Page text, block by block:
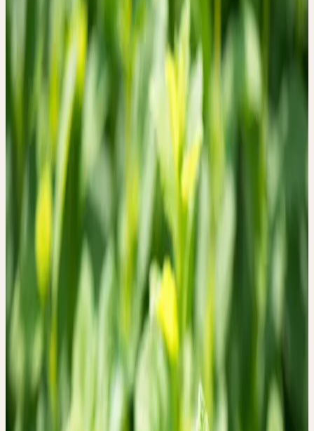
Verdauung ist mehr als Stoffwechsel — sie ist die tägliche Arbeit
der Verwandlung: Was wir aufnehmen, wird zu uns. Heilpflanzen
für die Verdauung begleiten diesen Prozess von der ersten
Bitterkeit auf der Zunge bis zur ruhigen Mitte im Bauch.
Wissensartikel
Verdauung beginnt nicht im Magen. Sie beginnt im Mund, ja sogar
davor — beim Anblick und Duft der Speise. Speichel fliesst, der
Magen bereitet sich, die Galle wird angeregt. Ein fein
orchestrierter Vorgang, an dem unzählige Organe beteiligt sind
und der täglich aufs Neue gelingen will.
DAS BITTERE ALS PFORTE
Die alte Pflanzenheilkunde wusste: Das Bittere öffnet. Es weckt
die Verdauungssäfte, regt die Leber an, ordnet den Stoffwechsel.
In einer Zeit, in der süsse Aromen die Tafel beherrschen, sind